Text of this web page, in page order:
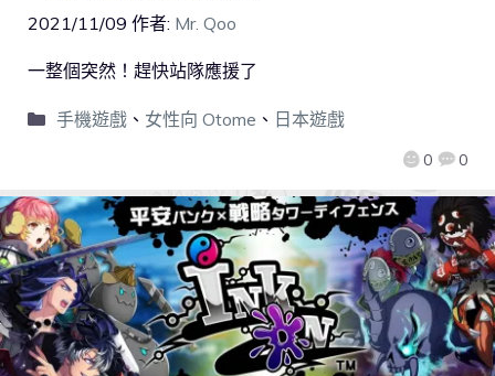
2021/11/09 作者: Mr. Qoo
0 0
一整個突然！趕快站隊應援了
手機遊戲、 女性向 Otome 、 日本遊戲